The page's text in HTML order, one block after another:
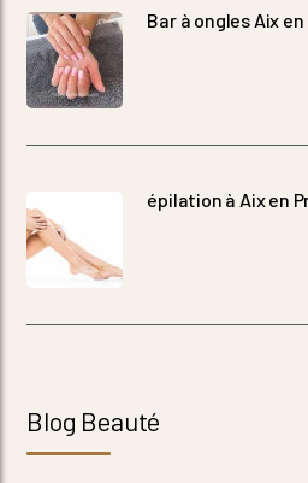
Bar à ongles Aix
épilation à Aix en
Blog Beauté